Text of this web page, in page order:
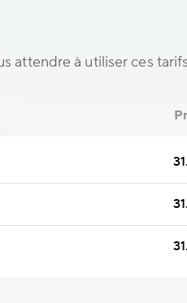
attendre à utiliser ces